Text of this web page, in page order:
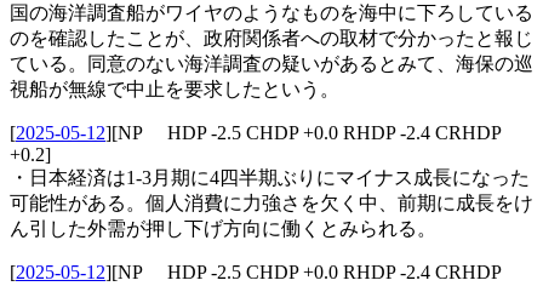
国の海洋調査船がワイヤのようなものを海中に下ろしている
のを確認したことが、政府関係者への取材で分かったと報じ
ている。同意のない海洋調査の疑いがあるとみて、海保の巡
視船が無線で中止を要求したという。
[2025-05-12][NP HDP -2.5 CHDP +0.0 RHDP -2.4 CRHDP
+0.2]
・日本経済は1-3月期に4四半期ぶりにマイナス成長になった
可能性がある。個人消費に力強さを欠く中、前期に成長をけ
ん引した外需が押し下げ方向に働くとみられる。
[2025-05-12][NP HDP -2.5 CHDP +0.0 RHDP -2.4 CRHDP